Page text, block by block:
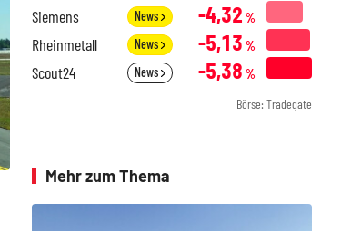
Siemens News -4,32 %
Rheinmetall News -5,13 %
Scout24 News -5,38 %
Börse: Tradegate
Mehr zum Thema